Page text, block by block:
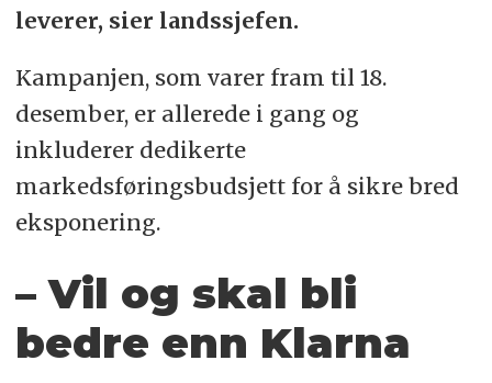
leverer, sier landssjefen.
Kampanjen, som varer fram til 18.
desember, er allerede i gang og
inkluderer dedikerte
markedsføringsbudsjett for å sikre bred
eksponering.
– Vil og skal bli
bedre enn Klarna